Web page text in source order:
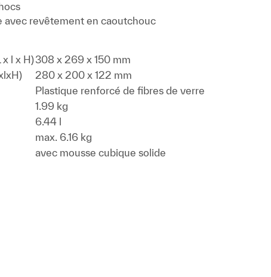
avec revêtement en caoutchouc
l x H)308 x 269 x 150 mm
280 x 200 x 122 mm
Plastique renforcé de fibres de verre
1.99 kg
6.44 l
max. 6.16 kg
avec mousse cubique solide